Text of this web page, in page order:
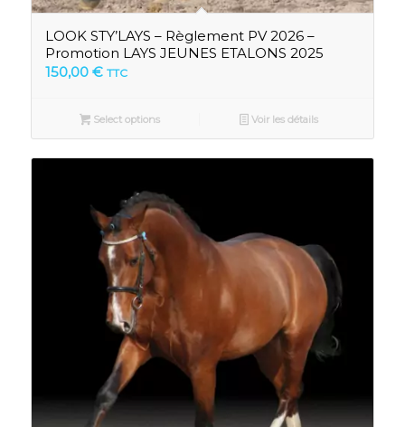
LOOK STY’LAYS – Règlement PV 2026 –
Promotion LAYS JEUNES ETALONS 2025
150,00 € TTC
Select options Voir les détails